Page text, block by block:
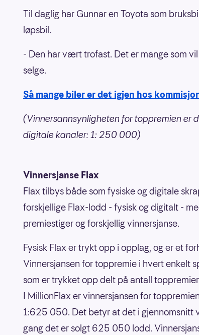
Til daglig har Gunnar en Toyota som
løpsbil.
- Den har vært trofast. Det er mange som
selge.
Så mange biler er det igjen hos
(Vinnersannsynligheten for toppremien er
digitale kanaler: 1: 250 000)
Vinnersjanse Flax
Flax tilbys både som fysiske og digitale
forskjellige Flax-lodd - fysisk og digitalt -
premiestiger og forskjellig vinnersjanse.
Fysisk Flax er trykt opp i opplag, og er et
Vinnersjansen for toppremie i hvert enkelt
som er trykket opp delt på antall
I MillionFlax er vinnersjansen for
1:625 050. Det betyr at det i gjennomsnitt
gang det er solgt 625 050 lodd.